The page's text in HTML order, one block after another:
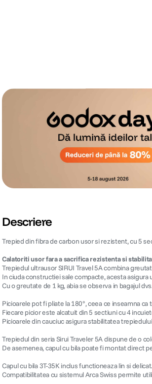
dji osmo
Descriere
Trepied din fibra de carbon usor si rezistent, cu 5
Calatoriti usor fara a sacrifica rezistenta si
Trepiedul ultrausor SIRUI Travel 5A combina
In ciuda constructiei sale compacte, acesta
Cu o greutate de 1 kg, abia se observa in bagajul
Picioarele pot fi pliate la 180°, ceea ce inseamna
Fiecare picior este alcatuit din 5 sectiuni cu 4
Picioarele din cauciuc asigura stabilitatea
Trepiedul din seria Sirui Traveler 5A dispune de o
De asemenea, capul cu bila poate fi montat direct
Capul cu bila 3T-35K inclus functioneaza lin si delicat.
Compatibilitatea cu sistemul Arca Swiss permite